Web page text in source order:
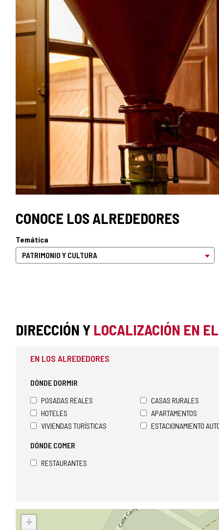
CONOCE LOS ALREDEDORES
Temática
DIRECCIÓN Y LOCALIZACIÓN EN
EN LOS ALREDEDORES
DÓNDE DORMIR
POSADAS REALES
CASAS RURALES
HOTELES
APARTAMENTOS
VIVIENDAS TURÍSTICAS
ESTACIONAMIENTO
DÓNDE COMER
RESTAURANTES
Saltar
mapa
+